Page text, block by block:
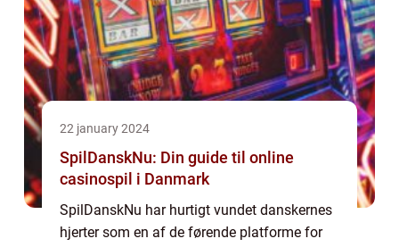
22 january 2024
SpilDanskNu: Din guide til online
casinospil i Danmark
SpilDanskNu har hurtigt vundet danskernes
hjerter som en af de førende platforme for